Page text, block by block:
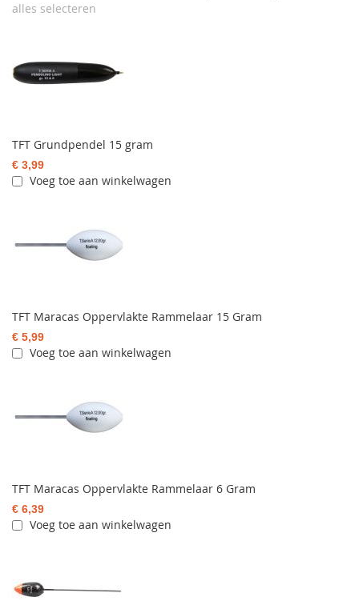
alles selecteren
TFT Grundpendel 15 gram
€ 3,99
Voeg toe aan winkelwagen
TFT Maracas Oppervlakte Rammelaar 15 Gram
€ 5,99
Voeg toe aan winkelwagen
TFT Maracas Oppervlakte Rammelaar 6 Gram
€ 6,39
Voeg toe aan winkelwagen